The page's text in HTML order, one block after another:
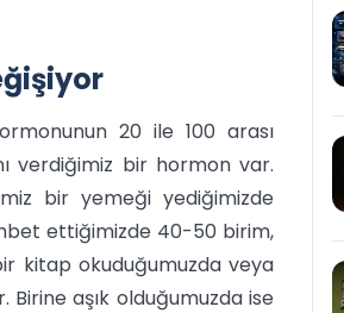
20 ile 100 arası
verdiğimiz bir hormon var.
bir yemeği yediğimizde
ettiğimizde 40-50 birim,
kitap okuduğumuzda veya
aşık olduğumuzda ise